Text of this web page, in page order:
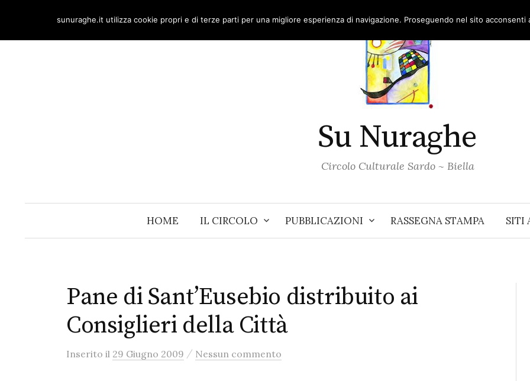
content
Su Nuraghe
Circolo Culturale Sardo ~ Biella
HOME IL CIRCOLO PUBBLICAZIONI RASSEGNA STAMPA SITI
Pane di Sant’Eusebio distribuito ai
Consiglieri della Città
Inserito il 29 Giugno 2009 / Nessun commento
sunuraghe.it utilizza cookie propri e di terze parti per una migliore esperienza di navigazione. Proseguendo nel sito acconsenti